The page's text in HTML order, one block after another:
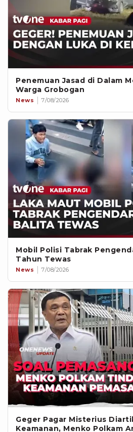
Penemuan Jasad di Dalam
Warga Grobogan
News 7/08/2026
Mobil Polisi Tabrak
Tahun Tewas
News 7/08/2026
Geger Pagar Misterius
Keamanan, Menko Polkam